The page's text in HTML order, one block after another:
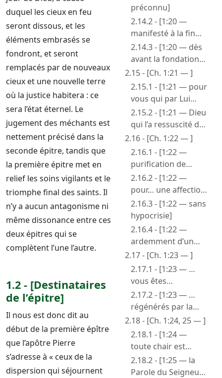
duquel les cieux en feu
seront dissous, et les
éléments embrasés se
fondront, et seront
remplacés par de nouveaux
cieux et une nouvelle terre
où la justice habitera : ce
sera l’état éternel. Le
jugement des méchants est
nettement précisé dans la
seconde épitre, tandis que
la première épitre met en
relief les soins vigilants et le
triomphe final des saints. Il
n’y a aucun antagonisme ni
même dissonance entre ces
deux épitres qui se
complètent l’une l’autre.
1.2 - [Destinataires
de l’épitre]
Il nous est donc dit au
début de la première épître
que l’apôtre Pierre
s’adresse à « ceux de la
dispersion qui séjournent
tache]
préconnu]
2.14.2 - [1:20 —
manifesté à la fin
des temps]
2.14.3 - [1:20 — dès
avant la fondation
du monde]
2.15 - [Ch. 1:21 — ]
2.15.1 - [1:21 — pour
vous qui par Lui
croyez en Dieu]
2.15.2 - [1:21 — Dieu
qui l’a ressuscité des
morts, afin que
votre foi et votre
espérance soient en
Dieu]
2.16 - [Ch. 1:22 — ]
2.16.1 - [1:22 —
purification de
l’âme. L’âme par
rapport à l’esprit]
2.16.2 - [1:22 —
pour… une affection
fraternelle sans
hypocrisie]
2.16.3 - [1:22 — sans
hypocrisie]
2.16.4 - [1:22 —
ardemment d’un
cœur pur]
2.17 - [Ch. 1:23 — ]
2.17.1 - [1:23 — …
vous êtes
régénérés, ou
engendrés de
nouveau]
2.17.2 - [1:23 — …
régénérés par la
Parole de Dieu]
2.18 - [Ch. 1:24, 25 — ]
2.18.1 - [1:24 —
toute chair est
comme l’herbe]
2.18.2 - [1:25 — la
Parole du Seigneur